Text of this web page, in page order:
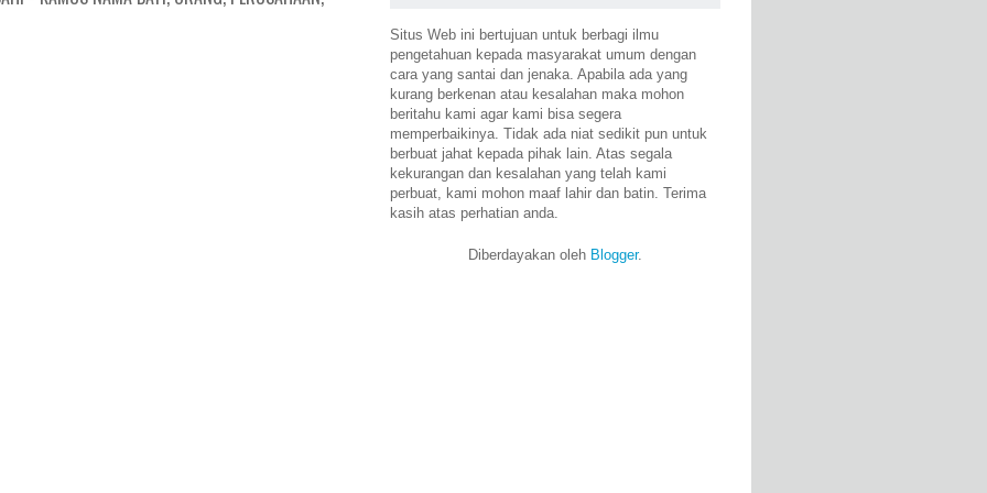
Situs Web ini bertujuan untuk berbagi ilmu
pengetahuan kepada masyarakat umum dengan
cara yang santai dan jenaka. Apabila ada yang
kurang berkenan atau kesalahan maka mohon
beritahu kami agar kami bisa segera
memperbaikinya. Tidak ada niat sedikit pun untuk
berbuat jahat kepada pihak lain. Atas segala
kekurangan dan kesalahan yang telah kami
perbuat, kami mohon maaf lahir dan batin. Terima
kasih atas perhatian anda.
Diberdayakan oleh Blogger.